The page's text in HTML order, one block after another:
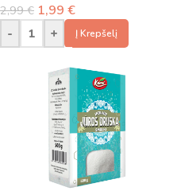
2,99€ 1,99 €
-
+ Į Krepšelį